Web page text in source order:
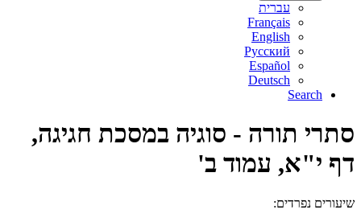
עברית
Français
English
Русский
Español
Deutsch
Search
סתרי תורה - סוגיה במסכת חגיגה,
דף י"א, עמוד ב'
שיעורים נפרדים: